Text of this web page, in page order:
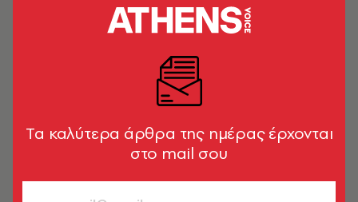
ΟΛΑ ΤΑ ΑΡΘΡΑ ΤΟΥ TAG
ΦΩΤΟΓΡΑΦΙΑ
2022: Οι υπέροχες εικόνες που
κέρδισαν τα βραβεία
Tα καλύτερα άρθρα της ημέρας έρχονται
στο mail σου